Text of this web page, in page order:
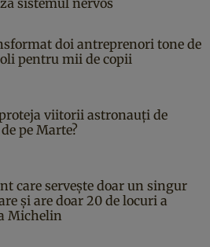
doi antreprenori tone de
pentru mii de copii
viitorii astronauți de
pe Marte?
care servește doar un singur
și are doar 20 de locuri a
Michelin